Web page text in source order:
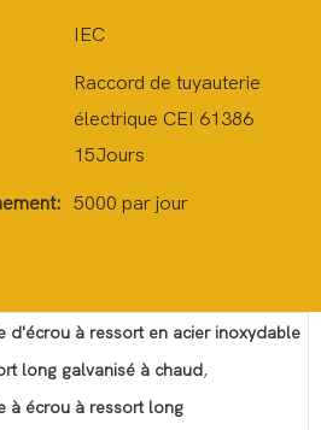
IEC
Raccord de tuyauterie
électrique CEI 61386
15Jours
5000 par jour
d'écrou à ressort en acier inoxydable
long galvanisé à chaud,
à écrou à ressort long